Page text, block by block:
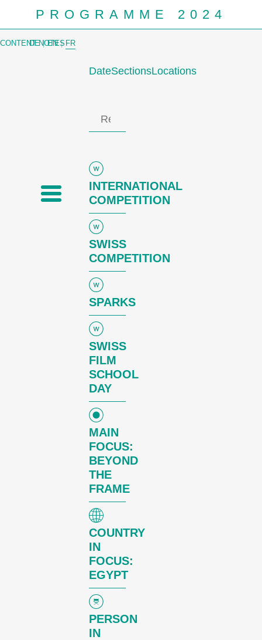
PROGRAMME 2024
CONTENT NOTES
DE | EN | FR
DateSectionsLocations
INTERNATIONAL
COMPETITION
SWISS
COMPETITION
SPARKS
SWISS
FILM
SCHOOL
DAY
MAIN
FOCUS:
BEYOND
THE
FRAME
COUNTRY
IN
FOCUS:
EGYPT
PERSON
IN